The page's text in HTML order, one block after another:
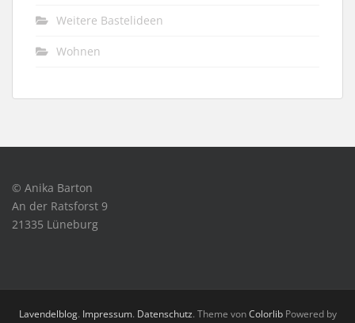
Weitere Bastelideen
Wohnen
© Anika Barton
An der Ratsforst 9
21335 Lüneburg
Lavendelblog. Impressum. Datenschutz. Theme vonColorlibPowered by